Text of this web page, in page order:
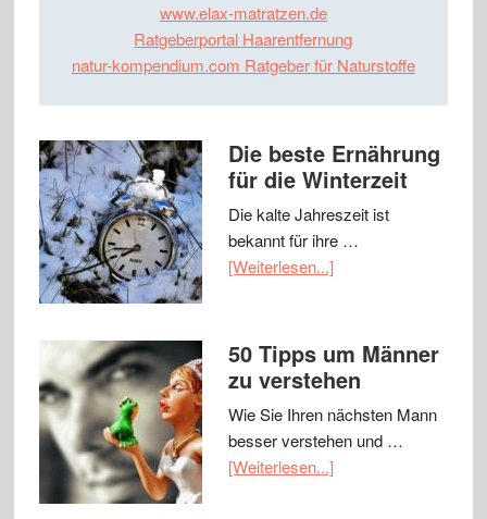
www.elax-matratzen.de
Ratgeberportal Haarentfernung
natur-kompendium.com Ratgeber für Naturstoffe
Die beste Ernährung
für die Winterzeit
Die kalte Jahreszeit ist
bekannt für ihre …
[Weiterlesen...]
50 Tipps um Männer
zu verstehen
Wie Sie Ihren nächsten Mann
besser verstehen und …
[Weiterlesen...]